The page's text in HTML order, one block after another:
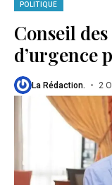
POLITIQUE
Conseil
d’urgence
La Rédaction. 2